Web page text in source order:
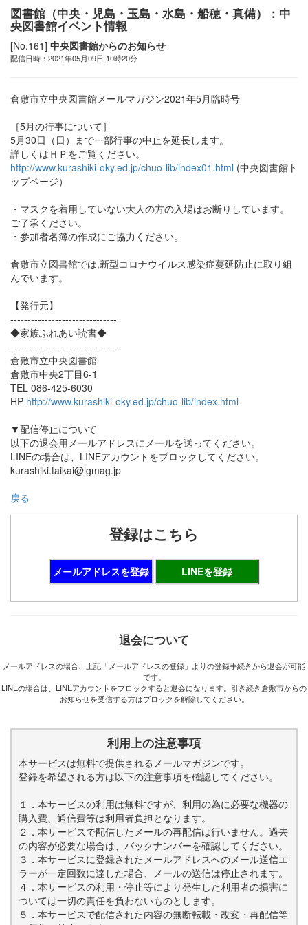
図書館（中央・児島・玉島・水島・船穂・真備）：中
央図書館イベント情報
[No.161] 中央図書館からのお知らせ
配信日時：2021年05月09日 10時20分
倉敷市立中央図書館メールマガジン2021年5月臨時号
［5月の行事について］
5月30日（日）まで一部行事の中止を延長します。
詳しくはＨＰをご覧ください。
http://www.kurashiki-oky.ed.jp/chuo-lib/index01.html (中央図書館ト
ップページ）
・マスクを着用していない大人の方の入場はお断りしています。
ご了承ください。
・参加者名簿の作成にご協力ください。
倉敷市立図書館では,新型コロナウイルス感染症蔓延防止に取り組
んでいます。
【発行元】
-------------------------------
◆家族ふれあい読書◆
-------------------------------
倉敷市立中央図書館
倉敷市中央2丁目6-1
TEL 086-425-6030
HP http://www.kurashiki-oky.ed.jp/chuo-lib/index.html
▼配信停止について
以下の退会用メールアドレスにメールを送ってください。
LINEの場合は、LINEアカウントをブロックしてください。
kurashiki.taikai@lgmag.jp
戻る
登録はこちら
メールアドレスを登録 LINEを登録
退会について
メールアドレスの場合、上記「メールアドレスの登録」よりの登録手続きから退会が可能
です。
LINEの場合は、LINEアカウントをブロックすると退会になります。引き続き倉敷市からの
お知らせを受信する方はブロックを解除してください。
利用上の注意事項
本サービスは無料で提供されるメールマガジンです。
登録を希望される方は以下の注意事項を確認してください。
１．本サービスの利用は無料ですが、利用の為に必要な機器の
購入費、通信費等は利用者負担となります。
２．本サービスで配信したメールの再配信は行いません。過去
の内容が必要な場合は、バックナンバーを確認してください。
３．本サービスに登録されたメールアドレスへのメール送信エ
ラーが一定回数に達した場合、メールの送信は停止されます。
４．本サービスの利用・停止等により発生した利用者の損害に
ついては一切の責任を負わないものとします。
５．本サービスで配信された内容の無断転載・改変・再配信等